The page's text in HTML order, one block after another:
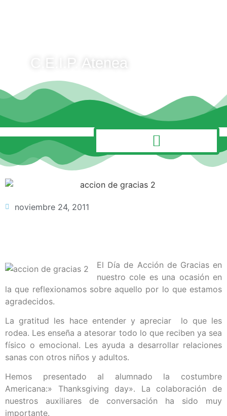
C.E.I.P. Atenea
MENÚ
noviembre 24, 2011
El Día de Acción de Gracias en
nuestro cole es una ocasión en
la que reflexionamos sobre aquello por lo que estamos
agradecidos.
La gratitud les hace entender y apreciar lo que les
rodea. Les enseña a atesorar todo lo que reciben ya sea
físico o emocional. Les ayuda a desarrollar relaciones
sanas con otros niños y adultos.
Hemos presentado al alumnado la costumbre
Americana:» Thanksgiving day». La colaboración de
nuestros auxiliares de conversación ha sido muy
importante.